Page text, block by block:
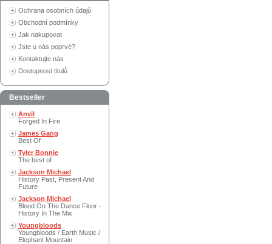
Ochrana osobních údajů
Obchodní podmínky
Jak nakupovat
Jste u nás poprvé?
Kontaktujte nás
Dostupnost titulů
Bestseller
Anvil
Forged In Fire
James Gang
Best Of
Tyler Bonnie
The best of
Jackson Michael
History Past, Present And
Future
Jackson Michael
Blood On The Dance Floor -
History In The Mix
Youngbloods
Youngbloods / Earth Music /
Elephant Mountain